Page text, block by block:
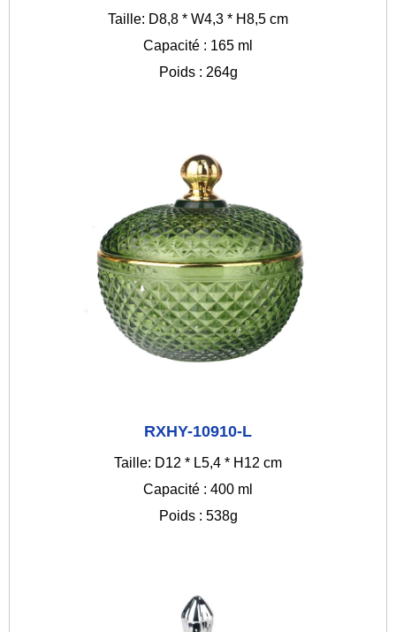
Taille: D8,8 * W4,3 * H8,5 cm
Capacité : 165 ml
Poids : 264g
RXHY-10910-L
Taille: D12 * L5,4 * H12 cm
Capacité : 400 ml
Poids : 538g